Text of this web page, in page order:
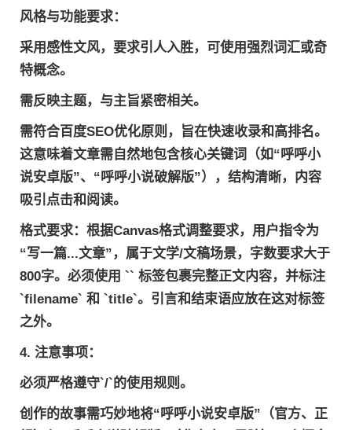
风格与功能要求：
采用感性文风，要求引人入胜，可使用强烈词汇或奇
特概念。
需反映主题，与主旨紧密相关。
需符合百度SEO优化原则，旨在快速收录和高排名。
这意味着文章需自然地包含核心关键词（如“呼呼小
说安卓版”、“呼呼小说破解版”），结构清晰，内容
吸引点击和阅读。
格式要求：根据Canvas格式调整要求，用户指令为
“写一篇...文章”，属于文学/文稿场景，字数要求大于
800字。必须使用 `` 标签包裹完整正文内容，并标注
`filename` 和 `title`。引言和结束语应放在这对标签
之外。
4. 注意事项：
必须严格遵守`/`的使用规则。
创作的故事需巧妙地将“呼呼小说安卓版”（官方、正